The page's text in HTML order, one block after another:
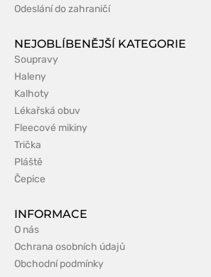
Odeslání do zahraničí
NEJOBLÍBENĚJŠÍ KATEGORIE
Soupravy
Haleny
Kalhoty
Lékařská obuv
Fleecové mikiny
Trička
Pláště
Čepice
INFORMACE
O nás
Ochrana osobních údajů
Obchodní podmínky